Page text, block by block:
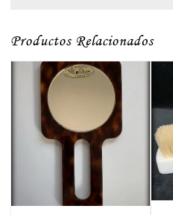
Productos Relacionados